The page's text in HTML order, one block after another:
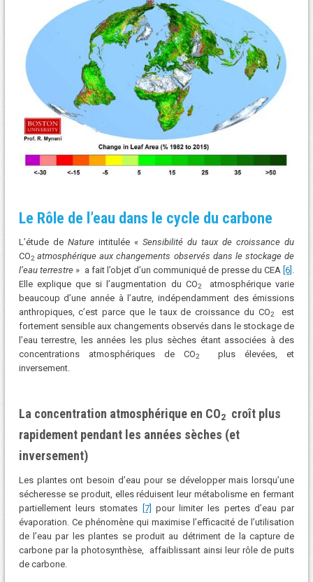
Le Rôle de l’eau dans le cycle du carbone
L’étude de Natureintitulée « Sensibilité du taux de croissance du
CO2 atmosphérique aux changements observés dans le stockage de
l’eau terrestre» a fait l’objet d’un communiqué de presse du CEA [6]
Elle explique que si l’augmentation du CO2atmosphérique varie
beaucoup d’une année à l’autre, indépendamment des émissions
anthropiques, c’est parce que le taux de croissance du CO2est
fortement sensible aux changements observés dans le stockage de
l’eau terrestre, les années les plus sèches étant associées à des
concentrations atmosphériques de CO2
plus élevées, et
inversement.
La concentration atmosphérique en CO2croît plus
rapidement pendant les années sèches (et
inversement)
Les plantes ont besoin d’eau pour se développer mais lorsqu’une
sécheresse se produit, elles réduisent leur métabolisme en fermant
partiellement leurs stomates
[7] pour limiter les pertes d’eau par
évaporation. Ce phénomène qui maximise l’efficacité de l’utilisation
de l’eau par les plantes se produit au détriment de la capture de
carbone par la photosynthèse, affaiblissant ainsi leur rôle de puits
de carbone.